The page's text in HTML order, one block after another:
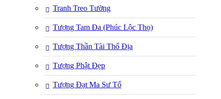
Tranh Treo Tường
Tượng Tam Đa (Phúc Lộc Thọ)
Tượng Thần Tài Thổ Địa
Tượng Phật Đẹp
Tượng Đạt Ma Sư Tổ